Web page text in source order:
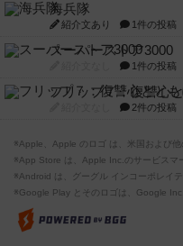
海兵隊
紹介文あり 1件の投稿
スーパーストア3000
1件の投稿
フリップ７：復讐心
2件の投稿
※Apple、Apple のロゴ は、米国および
※App Store は、Apple Inc.のサービスマ
※Android は、グーグル インコーポレイ
※Google Play とそのロゴは、Google